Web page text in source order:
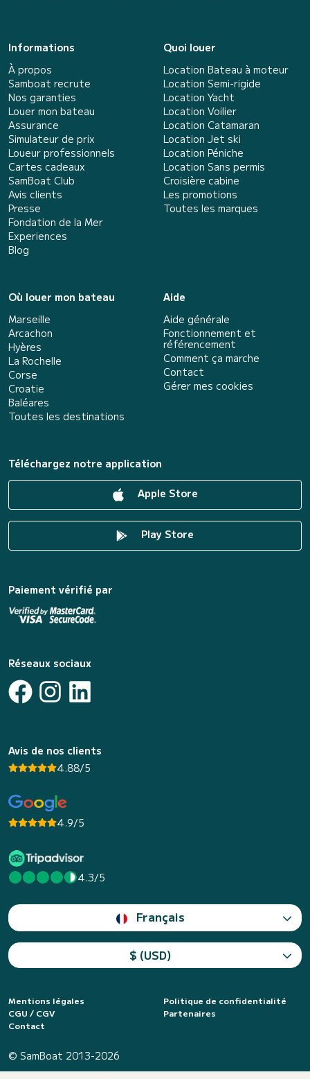
Informations
À propos
Samboat recrute
Nos garanties
Louer mon bateau
Assurance
Simulateur de prix
Loueur professionnels
Cartes cadeaux
SamBoat Club
Avis clients
Presse
Fondation de la Mer
Experiences
Blog
Quoi louer
Location Bateau à moteur
Location Semi-rigide
Location Yacht
Location Voilier
Location Catamaran
Location Jet ski
Location Péniche
Location Sans permis
Croisière cabine
Les promotions
Toutes les marques
Où louer mon bateau
Marseille
Arcachon
Hyères
La Rochelle
Corse
Croatie
Baléares
Toutes les destinations
Aide
Aide générale
Fonctionnement et
référencement
Comment ça marche
Contact
Gérer mes cookies
Téléchargez notre application
Apple Store
Play Store
Paiement vérifié par
Réseaux sociaux
Avis de nos clients
4.88/5
4.9/5
4.3/5
Français
$ (USD)
Mentions légales
Politique de confidentialité
CGU / CGV
Partenaires
Contact
© SamBoat 2013-2026